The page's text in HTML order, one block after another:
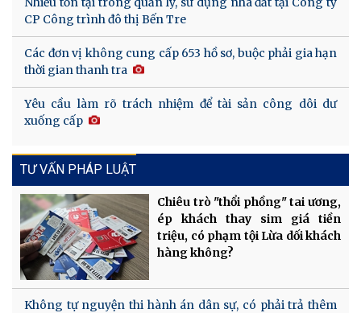
CP Công trình đô thị Bến Tre
Các đơn vị không cung cấp 653 hồ sơ, buộc phải gia hạn
thời gian thanh tra
Yêu cầu làm rõ trách nhiệm để tài sản công dôi dư
xuống cấp
TƯ VẤN PHÁP LUẬT
Chiêu trò "thổi phồng" tai ương,
ép khách thay sim giá tiền
triệu, có phạm tội Lừa dối khách
hàng không?
Không tự nguyện thi hành án dân sự, có phải trả thêm